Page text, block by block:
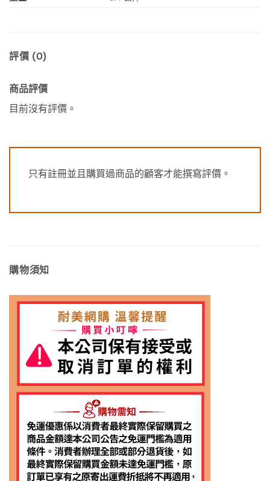
評價 (0)
商品評價
目前沒有評價。
只有註冊並且購買過商品的顧客才能撰寫評價。
購物須知